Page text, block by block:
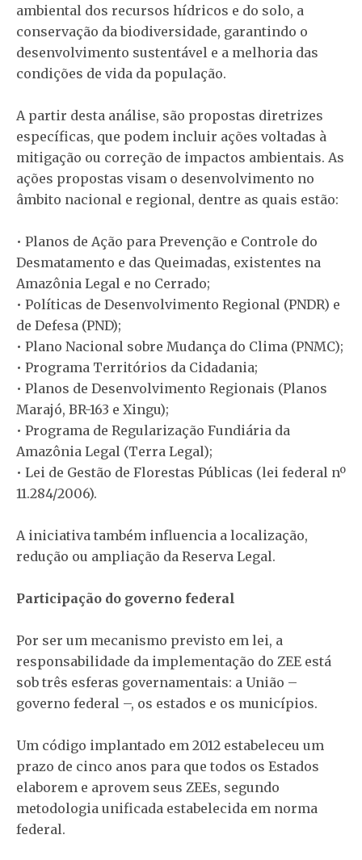
ambiental dos recursos hídricos e do solo, a
conservação da biodiversidade, garantindo o
desenvolvimento sustentável e a melhoria das
condições de vida da população.
A partir desta análise, são propostas diretrizes
específicas, que podem incluir ações voltadas à
mitigação ou correção de impactos ambientais. As
ações propostas visam o desenvolvimento no
âmbito nacional e regional, dentre as quais estão:
• Planos de Ação para Prevenção e Controle do
Desmatamento e das Queimadas, existentes na
Amazônia Legal e no Cerrado;
• Políticas de Desenvolvimento Regional (PNDR) e
de Defesa (PND);
• Plano Nacional sobre Mudança do Clima (PNMC);
• Programa Territórios da Cidadania;
• Planos de Desenvolvimento Regionais (Planos
Marajó, BR-163 e Xingu);
• Programa de Regularização Fundiária da
Amazônia Legal (Terra Legal);
• Lei de Gestão de Florestas Públicas (lei federal nº
11.284/2006).
A iniciativa também influencia a localização,
redução ou ampliação da Reserva Legal.
Participação do governo federal
Por ser um mecanismo previsto em lei, a
responsabilidade da implementação do ZEE está
sob três esferas governamentais: a União –
governo federal –, os estados e os municípios.
Um código implantado em 2012 estabeleceu um
prazo de cinco anos para que todos os Estados
elaborem e aprovem seus ZEEs, segundo
metodologia unificada estabelecida em norma
federal.